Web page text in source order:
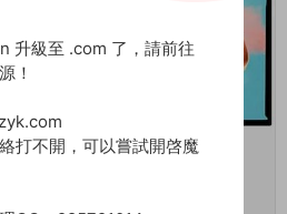
升級至 .com 了，請前往
！
打不開，可以嘗試開啓魔